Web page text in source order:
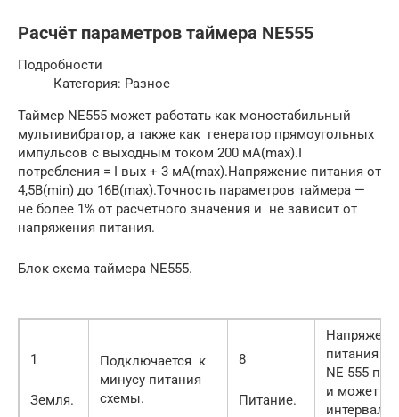
Расчёт параметров таймера NE555
Подробности
Категория: Разное
Таймер NE555 может работать как моностабильный
мультивибратор, а также как генератор прямоугольных
импульсов c выходным током 200 мА(max).I
потребления = I вых + 3 мА(maх).Напряжение питания от
4,5B(min) до 16B(max).Точность параметров таймера —
не более 1% от расчетного значения и не зависит от
напряжения питания.
Блок схема таймера NE555.
1
Земля.
Подключается к
минусу питания
схемы.
8
Питание.
питания
NE 555
и может
интервале